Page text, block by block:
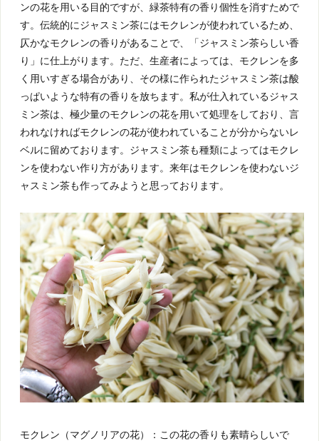
ンの花を用いる目的ですが、緑茶特有の香り個性を消すためで
す。伝統的にジャスミン茶にはモクレンが使われているため、
仄かなモクレンの香りがあることで、「ジャスミン茶らしい香
り」に仕上がります。ただ、生産者によっては、モクレンを多
く用いすぎる場合があり、その様に作られたジャスミン茶は酸
っぱいような特有の香りを放ちます。私が仕入れているジャス
ミン茶は、極少量のモクレンの花を用いて処理をしており、言
われなければモクレンの花が使われていることが分からないレ
ベルに留めております。ジャスミン茶も種類によってはモクレ
ンを使わない作り方があります。来年はモクレンを使わないジ
ャスミン茶も作ってみようと思っております。
モクレン（マグノリアの花）：この花の香りも素晴らしいで